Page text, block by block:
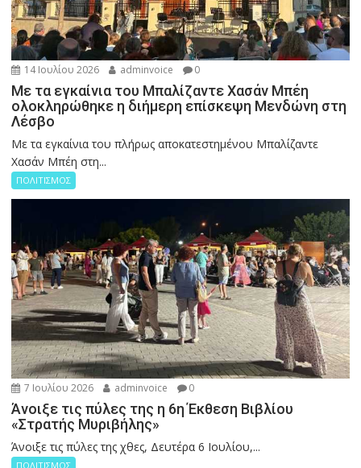
14 Ιουλίου 2026 adminvoice 0
Με τα εγκαίνια του Μπαλίζαντε Χασάν Μπέη
ολοκληρώθηκε η διήμερη επίσκεψη Μενδώνη στη
Λέσβο
Με τα εγκαίνια του πλήρως αποκατεστημένου Μπαλίζαντε
Χασάν Μπέη στη...
ΠΟΛΙΤΙΣΜΟΣ
7 Ιουλίου 2026 adminvoice 0
Άνοιξε τις πύλες της η 6η Έκθεση Βιβλίου
«Στρατής Μυριβήλης»
Άνοιξε τις πύλες της χθες, Δευτέρα 6 Ιουλίου,...
ΠΟΛΙΤΙΣΜΟΣ